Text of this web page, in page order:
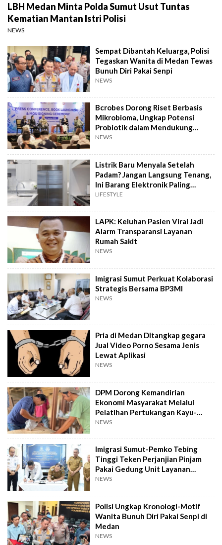
LBH Medan Minta Polda Sumut Usut Tuntas
Kematian Mantan Istri Polisi
NEWS
Sempat Dibantah Keluarga, Polisi
Tegaskan Wanita di Medan Tewas
Bunuh Diri Pakai Senpi
NEWS
Bcrobes Dorong Riset Berbasis
Mikrobioma, Ungkap Potensi
Probiotik dalam Mendukung
Terapi Jerawat
NEWS
Listrik Baru Menyala Setelah
Padam? Jangan Langsung Tenang,
Ini Barang Elektronik Paling
Rawan Rusak
LIFESTYLE
LAPK: Keluhan Pasien Viral Jadi
Alarm Transparansi Layanan
Rumah Sakit
NEWS
Imigrasi Sumut Perkuat Kolaborasi
Strategis Bersama BP3MI
NEWS
Pria di Medan Ditangkap gegara
Jual Video Porno Sesama Jenis
Lewat Aplikasi
NEWS
DPM Dorong Kemandirian
Ekonomi Masyarakat Melalui
Pelatihan Pertukangan Kayu-
Pelatihan UMKM
NEWS
Imigrasi Sumut-Pemko Tebing
Tinggi Teken Perjanjian Pinjam
Pakai Gedung Unit Layanan
Paspor
NEWS
Polisi Ungkap Kronologi-Motif
Wanita Bunuh Diri Pakai Senpi di
Medan
NEWS